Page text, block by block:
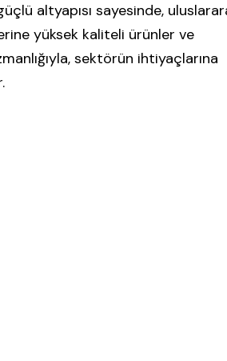
altyapısı sayesinde,
yüksek kaliteli ürünler ve
sektörün ihtiyaçlarına